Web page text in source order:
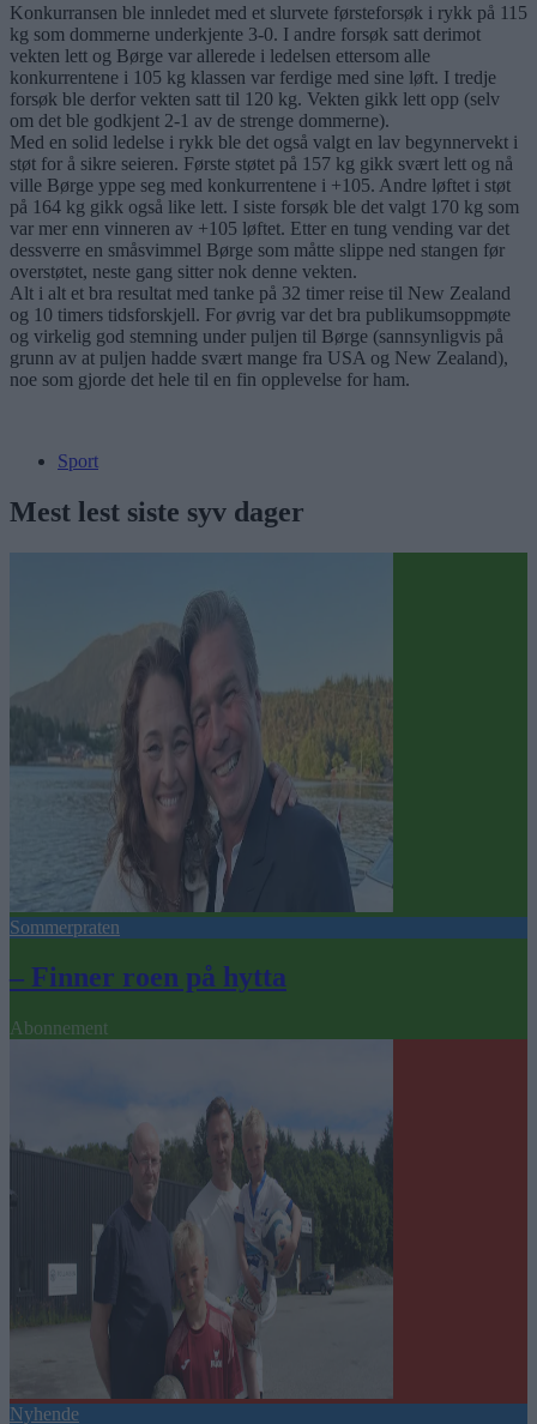
Konkurransen ble innledet med et slurvete førsteforsøk i rykk på 115
kg som dommerne underkjente 3-0. I andre forsøk satt derimot
vekten lett og Børge var allerede i ledelsen ettersom alle
konkurrentene i 105 kg klassen var ferdige med sine løft. I tredje
forsøk ble derfor vekten satt til 120 kg. Vekten gikk lett opp (selv
om det ble godkjent 2-1 av de strenge dommerne).
Med en solid ledelse i rykk ble det også valgt en lav begynnervekt i
støt for å sikre seieren. Første støtet på 157 kg gikk svært lett og nå
ville Børge yppe seg med konkurrentene i +105. Andre løftet i støt
på 164 kg gikk også like lett. I siste forsøk ble det valgt 170 kg som
var mer enn vinneren av +105 løftet. Etter en tung vending var det
dessverre en småsvimmel Børge som måtte slippe ned stangen før
overstøtet, neste gang sitter nok denne vekten.
Alt i alt et bra resultat med tanke på 32 timer reise til New Zealand
og 10 timers tidsforskjell. For øvrig var det bra publikumsoppmøte
og virkelig god stemning under puljen til Børge (sannsynligvis på
grunn av at puljen hadde svært mange fra USA og New Zealand),
noe som gjorde det hele til en fin opplevelse for ham.
Sport
Mest lest siste syv dager
Sommerpraten
– Finner roen på hytta
Abonnement
Nyhende